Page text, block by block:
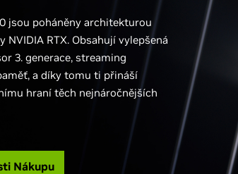
jsou poháněny architekturou
RTX. Obsahují vylepšená
3. generace, streaming
a díky tomu ti přináší
hraní těch nejnáročnějších
Nákupu